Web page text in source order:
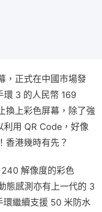
，正式在中國市場發
環 3 的人民幣 169
換上彩色屏幕，除了強
利用 QR Code，好像
香港幾時有先？
解像度的彩色
態感測亦有上一代的 3
環繼續支援 50 米防水